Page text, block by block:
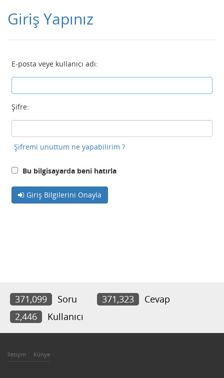
Giriş Yapınız
E-posta veye kullanıcı adı:
Şifre:
Şifremi unuttum ne yapabilirim ?
Bu bilgisayarda beni hatırla
Giriş Bilgilerini Onayla
371,099 Soru 371,323
Cevap
2,446
Kullanıcı
İletişim Künye